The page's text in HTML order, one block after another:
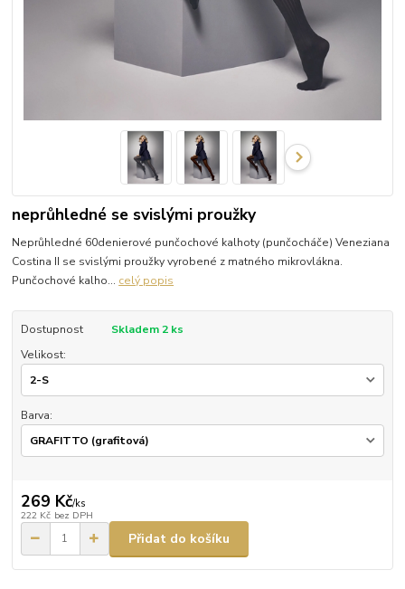
neprůhledné se svislými proužky
Neprůhledné 60denierové punčochové kalhoty (punčocháče) Veneziana
Costina II se svislými proužky vyrobené z matného mikrovlákna.
Punčochové kalho... celý popis
Dostupnost
Skladem 2 ks
Velikost:
Barva:
269 Kč/ks
222 Kč bez DPH
Přidat do košíku